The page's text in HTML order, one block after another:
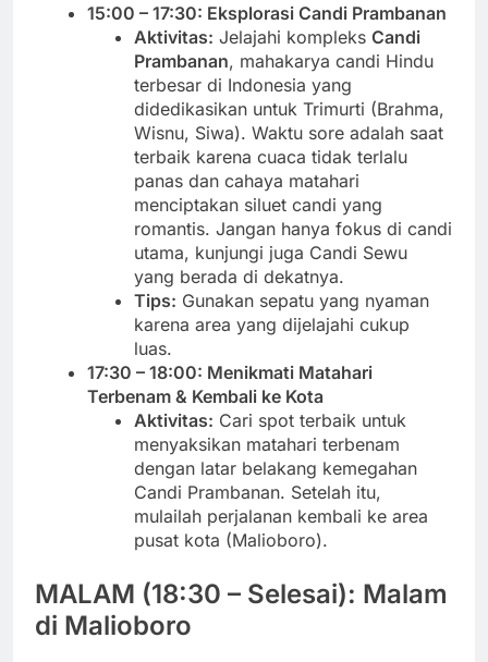
15:00 – 17:30: Eksplorasi Candi Prambanan
Aktivitas: Jelajahi kompleksCandi
Prambanan, mahakarya candi Hindu
terbesar di Indonesia yang
didedikasikan untuk Trimurti (Brahma,
Wisnu, Siwa). Waktu sore adalah saat
terbaik karena cuaca tidak terlalu
panas dan cahaya matahari
menciptakan siluet candi yang
romantis. Jangan hanya fokus di candi
utama, kunjungi juga Candi Sewu
yang berada di dekatnya.
Tips: Gunakan sepatu yang nyaman
karena area yang dijelajahi cukup
luas.
17:30 – 18:00: Menikmati Matahari
Terbenam & Kembali ke Kota
Aktivitas: Cari spot terbaik untuk
menyaksikan matahari terbenam
dengan latar belakang kemegahan
Candi Prambanan. Setelah itu,
mulailah perjalanan kembali ke area
pusat kota (Malioboro).
MALAM (18:30 – Selesai): Malam
di Malioboro